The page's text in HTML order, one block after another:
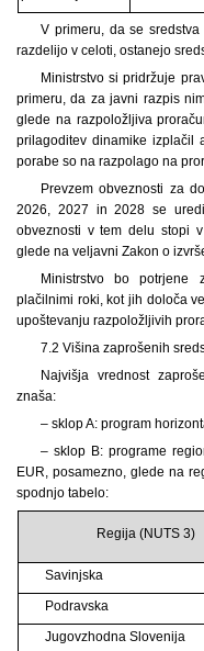
V primeru, da se
razdelijo v celoti, ostanejo
Ministrstvo si pridržuje
primeru, da za javni razpis
glede na razpoložljiva
prilagoditev dinamike izplačil
porabe so na razpolago na
Prevzem obveznosti za
2026, 2027 in 2028 se
obveznosti v tem delu stopi
glede na veljavni Zakon o
Ministrstvo bo potrjene
plačilnimi roki, kot jih določa
upoštevanju razpoložljivih
7.2 Višina zaprošenih
Najvišja vrednost
znaša:
– sklop A: program
– sklop B: programe
EUR, posamezno, glede na
spodnjo tabelo:
Regija (NUTS 3)
Savinjska
Podravska
Jugovzhodna Slovenija